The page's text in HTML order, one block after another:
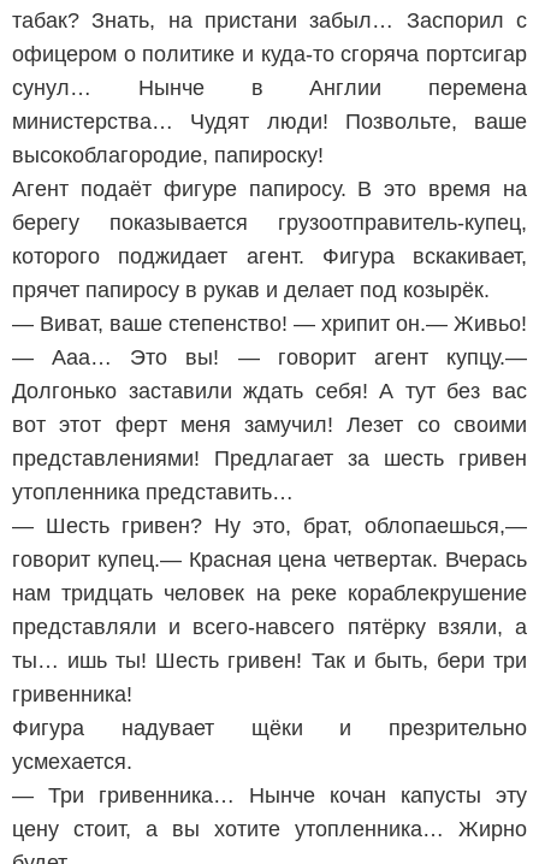
табак? Знать, на пристани забыл… Заспорил с
офицером о политике и куда-то сгоряча портсигар
сунул… Нынче в Англии перемена
министерства… Чудят люди! Позвольте, ваше
высокоблагородие, папироску!
Агент подаёт фигуре папиросу. В это время на
берегу показывается грузоотправитель-купец,
которого поджидает агент. Фигура вскакивает,
прячет папиросу в рукав и делает под козырёк.
— Виват, ваше степенство! — хрипит он.— Живьо!
— Ааа… Это вы! — говорит агент купцу.—
Долгонько заставили ждать себя! А тут без вас
вот этот ферт меня замучил! Лезет со своими
представлениями! Предлагает за шесть гривен
утопленника представить…
— Шесть гривен? Ну это, брат, облопаешься,—
говорит купец.— Красная цена четвертак. Вчерась
нам тридцать человек на реке кораблекрушение
представляли и всего-навсего пятёрку взяли, а
ты… ишь ты! Шесть гривен! Так и быть, бери три
гривенника!
Фигура надувает щёки и презрительно
усмехается.
— Три гривенника… Нынче кочан капусты эту
цену стоит, а вы хотите утопленника… Жирно